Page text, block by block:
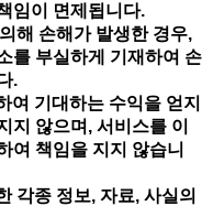
임이 면제됩니다.
해 손해가 발생한 경우,
를 부실하게 기재하여 손
.
기대하는 수익을 얻지
지 않으며, 서비스를 이
여 책임을 지지 않습니
각종 정보, 자료, 사실의